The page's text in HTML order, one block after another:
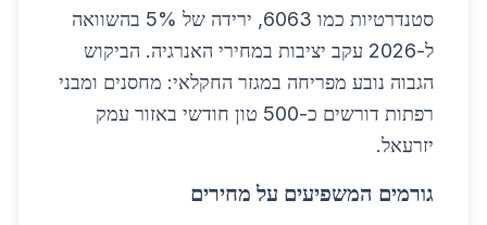
סטנדרטיות כמו 6063, ירידה של 5% בהשוואה
ל-2026 עקב יציבות במחירי האנרגיה. הביקוש
הגבוה נובע מפריחה במגזר החקלאי: מחסנים ומבני
רפתות דורשים כ-500 טון חודשי באזור עמק
יזרעאל.
גורמים המשפיעים על מחירים